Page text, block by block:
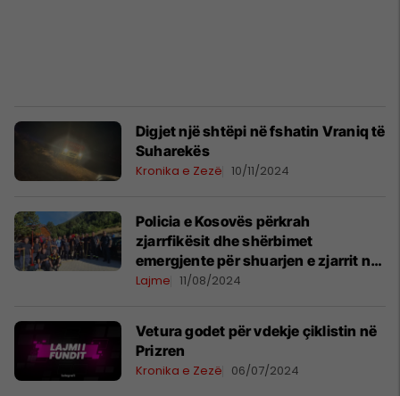
Digjet një shtëpi në fshatin Vraniq të
Suharekës
Kronika e Zezë 10/11/2024
Policia e Kosovës përkrah
zjarrfikësit dhe shërbimet
emergjente për shuarjen e zjarrit në
Prevallë
Lajme 11/08/2024
Vetura godet për vdekje çiklistin në
Prizren
Kronika e Zezë 06/07/2024